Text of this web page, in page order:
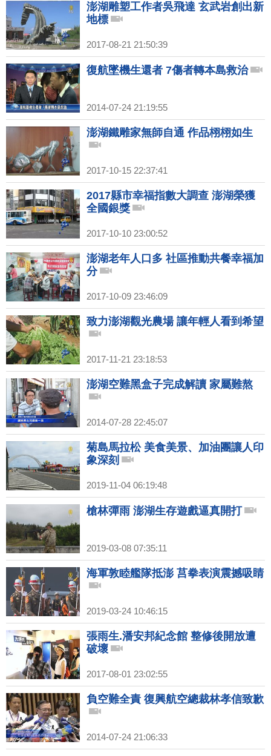
澎湖雕塑工作者吳飛達 玄武岩創出新
地標
2017-08-21 21:50:39
復航墜機生還者 7傷者轉本島救治
2014-07-24 21:19:55
澎湖鐵雕家無師自通 作品栩栩如生
2017-10-15 22:37:41
2017縣市幸福指數大調查 澎湖榮獲
全國銀獎
2017-10-10 23:00:52
澎湖老年人口多 社區推動共餐幸福加
分
2017-10-09 23:46:09
致力澎湖觀光農場 讓年輕人看到希望
2017-11-21 23:18:53
澎湖空難黑盒子完成解讀 家屬難熬
2014-07-28 22:45:07
菊島馬拉松 美食美景、加油團讓人印
象深刻
2019-11-04 06:19:48
槍林彈雨 澎湖生存遊戲逼真開打
2019-03-08 07:35:11
海軍敦睦艦隊抵澎 莒拳表演震撼吸睛
2019-03-24 10:46:15
張雨生.潘安邦紀念館 整修後開放遭
破壞
2017-08-01 23:02:55
負空難全責 復興航空總裁林孝信致歉
2014-07-24 21:06:33